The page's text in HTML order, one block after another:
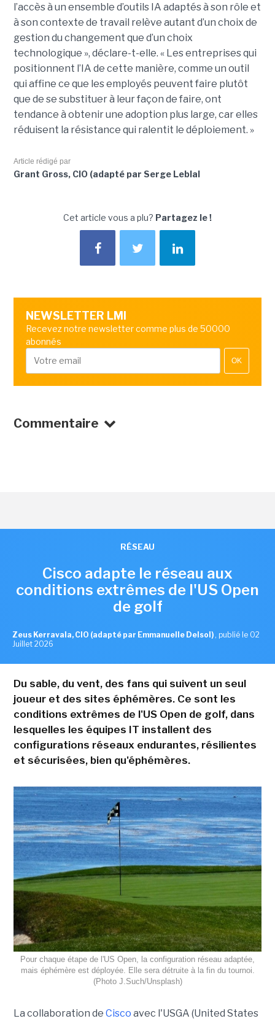
l’accès à un ensemble d’outils IA adaptés à son rôle et
à son contexte de travail relève autant d’un choix de
gestion du changement que d’un choix
technologique », déclare-t-elle. « Les entreprises qui
positionnent l’IA de cette manière, comme un outil
qui affine ce que les employés peuvent faire plutôt
que de se substituer à leur façon de faire, ont
tendance à obtenir une adoption plus large, car elles
réduisent la résistance qui ralentit le déploiement. »
Article rédigé par
Grant Gross, CIO (adapté par Serge Leblal
Cet article vous a plu? Partagez le !
NEWSLETTER LMI
Recevez notre newsletter comme plus de 50000
abonnés
OK
Commentaire
RÉSEAU
Cisco adapte le réseau aux
conditions extrêmes de l'US Open
de golf
Zeus Kerravala, CIO (adapté par Emmanuelle Delsol) , publié le 02
Juillet 2026
Du sable, du vent, des fans qui suivent un seul
joueur et des sites éphémères. Ce sont les
conditions extrêmes de l'US Open de golf, dans
lesquelles les équipes IT installent des
configurations réseaux endurantes, résilientes
et sécurisées, bien qu'éphémères.
Pour chaque étape de l'US Open, la configuration réseau adaptée,
mais éphémère est déployée. Elle sera détruite à la fin du tournoi.
(Photo J.Such/Unsplash)
La collaboration de Cisco avec l'USGA (United States